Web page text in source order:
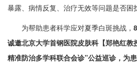
暴露、病情反复、治疗无效等问题是否困
为帮助患者科学应对夏季白斑挑战，
诚邀北京大学首钢医院皮肤科【郑艳红教
精准防治多学科联合会诊”公益巡诊，为